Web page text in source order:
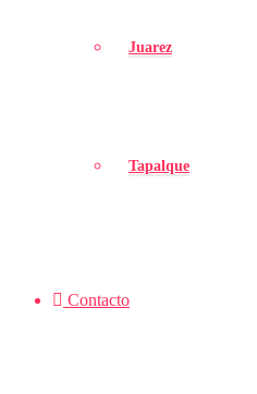
Juarez
Tapalque
Contacto